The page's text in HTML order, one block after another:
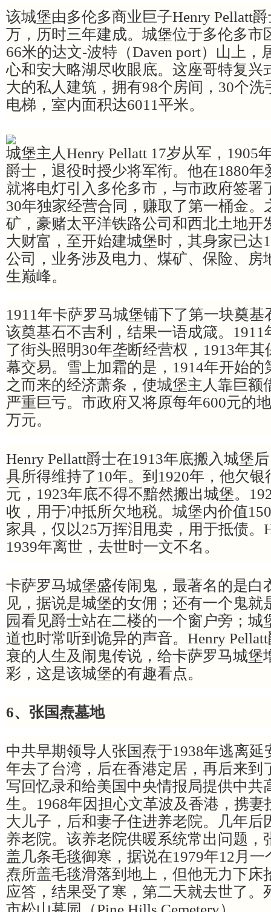
该城堡由多伦多商业巨子Henry Pellatt
万，历时三年建成。城堡位于多伦多市
66米的达文-波特（Daven port）山上，
心和安大略湖尽收眼底。这座哥特复兴
大的私人建筑，拥有98个房间，30个洗
电梯，室内面积达6011平米。
城堡主人Henry Pellatt 17岁从军，1905
爵士，退役时授少将军衔。他在1880
就将电灯引入多伦多市，与市政府签署
30年独家经营合同，赚取了第一桶金。
矿，豪赌太平洋铁路公司和西北土地开
大财富，至开始建城堡时，其身家已达
公司，业务涉及电力、煤矿、保险、房
生巅峰。
1911年卡萨罗马城堡铺下了第一块奠
该奠基石不吉利，结果一语成箴。
了街头照明30年垄断经营权，1913年
幕交易。雪上加霜的是，1914年开始
之而来的经济萧条，使城堡主人靠巨额
严重巨亏。市政府又将原每年600元的
万元。
Henry Pellatt爵士在1913年底搬入城堡
具所得维持了10年。到1920年，他欠
元，1923年底不得不黯然搬出城堡。
收，用于冲抵所欠地税。城堡内价值
家具，仅以25万挥泪甩卖，用于抵债。
1939年离世，去世时一文不名。
卡萨罗马城堡盛传闹鬼，最著名的是白
见，据说是城堡的女佣；还有一个鬼就
园看见爵士站在二楼的一个窗户旁；城
道也时常听到诡异的声音。Henry
衰的人生及闹鬼传说，给卡萨罗马城堡
彩，这是该城堡的有趣看点。
6、张国焘墓地
中共早期领导人张国焘于1938年逃离延
年去了台湾，后在香港定居，再后来到
写回忆录和给美国中央情报局提供中共
生。1968年因担心文革波及香港，携
大儿子，后和妻子住进养老院。几年后
养老院。该养老院供暖系统常出问题，
盖几条毛毯御寒，据说在1979年12月
焘所盖毛毯滑落到地上，但他无力下床
应答，结果受了寒，第二天就去世了。